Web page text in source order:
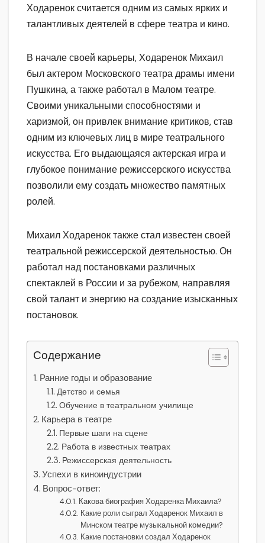
Ходаренок считается одним из самых ярких и
талантливых деятелей в сфере театра и кино.
В начале своей карьеры, Ходаренок Михаил
был актером Московского театра драмы имени
Пушкина, а также работал в Малом театре.
Своими уникальными способностями и
харизмой, он привлек внимание критиков, став
одним из ключевых лиц в мире театрального
искусства. Его выдающаяся актерская игра и
глубокое понимание режиссерского искусства
позволили ему создать множество памятных
ролей.
Михаил Ходаренок также стал известен своей
театральной режиссерской деятельностью. Он
работал над постановками различных
спектаклей в России и за рубежом, направляя
свой талант и энергию на создание изысканных
постановок.
Содержание
Ранние годы и образование
Детство и семья
Обучение в театральном училище
Карьера в театре
Первые шаги на сцене
Работа в известных театрах
Режиссерская деятельность
Успехи в киноиндустрии
Вопрос-ответ:
Какова биография Ходаренка Михаила?
Какие роли сыграл Ходаренок Михаил в
Минском театре музыкальной комедии?
Какие постановки создал Ходаренок